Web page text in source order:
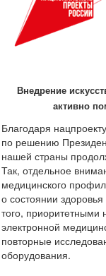
Внедрение
активно
Благодаря
по решению
нашей страны
Так, отдельное
медицинского
о состоянии
того,
электронной
повторные
оборудования.